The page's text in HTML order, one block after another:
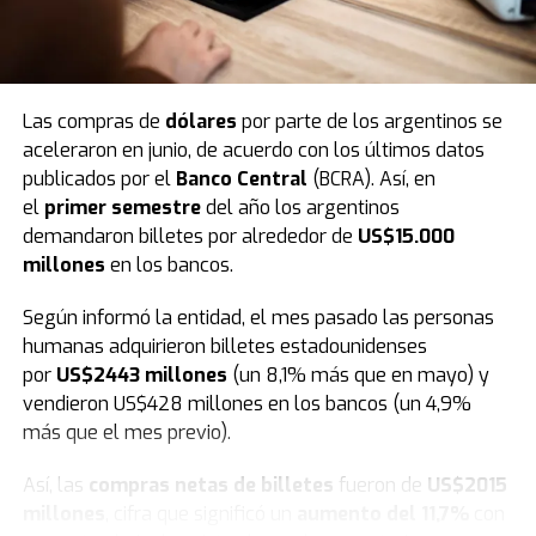
En este sentido, tras el evento de este fin de semana,
en los próximos días las calles de la ciudad se vestirán
de fiesta e ilusión. Bajo la consigna de llevar respuestas
y contención espiritual a cada hogar, los miembros de la
las ciudades en una gran peregrinación para anunciar
oficialmente el inicio de esta nueva edición.
Las compras de dólares por parte de los argentinos se
aceleraron en junio, de acuerdo con los últimos datos
publicados por el Banco Central (BCRA). Así, en
el primer semestredel año los argentinos
demandaron billetes por alrededor de US$15.000
millones en los bancos.
Según informó la entidad, el mes pasado las personas
humanas adquirieron billetes estadounidenses
por US$2443 millones (un 8,1% más que en mayo) y
vendieron US$428 millones en los bancos (un 4,9%
más que el mes previo).
Así, las compras netas de billetes fueron de US$2015